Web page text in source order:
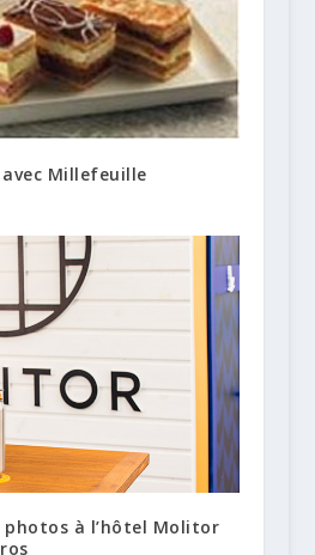
Millefeuille
à l’hôtel Molitor